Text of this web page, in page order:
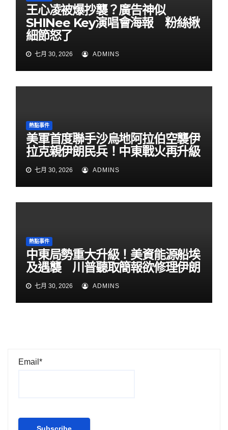
王心凌被爆抄襲？廣告神似
SHINee Key演唱會海報 粉絲揪
細節怒了
七月 30, 2026 ADMINS
熱點事件
美軍首度聯手沙烏地阿拉伯空襲伊
拉克親伊朗民兵！中東戰火再升級
七月 30, 2026 ADMINS
熱點事件
中東局勢重大升級！美資能源船埃
及遇襲 川普聽取簡報欲修理伊朗
七月 30, 2026 ADMINS
Email*